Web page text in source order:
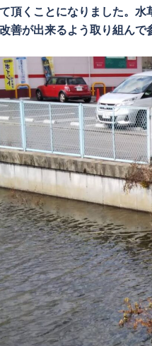
頂くことになりました。
善が出来るよう取り組んで